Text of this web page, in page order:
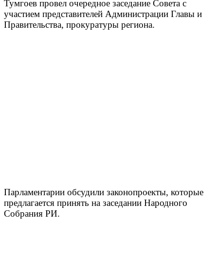
Тумгоев провел очередное заседание Совета с
участием представителей Администрации Главы и
Правительства, прокуратуры региона.
Парламентарии обсудили законопроекты, которые
предлагается принять на заседании Народного
Собрания РИ.